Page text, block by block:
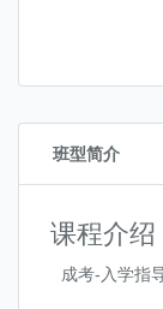
班型简介
课程介绍
成考-入学指